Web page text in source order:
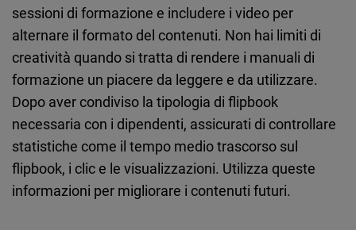
sessioni di formazione e includere i video per
alternare il formato del contenuti. Non hai limiti di
creatività quando si tratta di rendere i manuali di
formazione un piacere da leggere e da utilizzare.
Dopo aver condiviso la tipologia di flipbook
necessaria con i dipendenti, assicurati di controllare
statistiche come il tempo medio trascorso sul
flipbook, i clic e le visualizzazioni. Utilizza queste
informazioni per migliorare i contenuti futuri.